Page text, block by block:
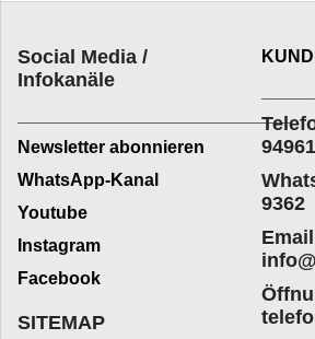
Social Media /
Infokanäle
_________________________
Newsletter abonnieren
WhatsApp-Kanal
Youtube
Instagram
Facebook
9362
SITEMAP